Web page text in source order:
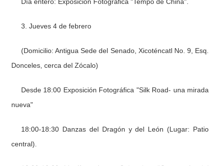
Día entero: Exposición Fotográfica "Tempo de China".
3. Jueves 4 de febrero
(Domicilio: Antigua Sede del Senado, Xicoténcatl No. 9, Esq.
Donceles, cerca del Zócalo)
Desde 18:00 Exposición Fotográfica "Silk Road- una mirada
nueva"
18:00-18:30 Danzas del Dragón y del León (Lugar: Patio
central).